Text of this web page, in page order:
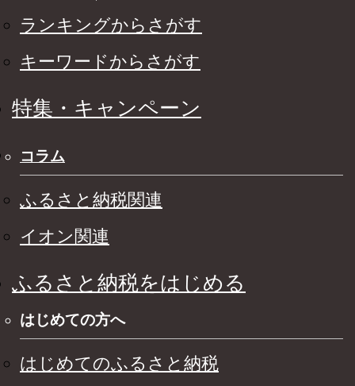
ランキングからさがす
キーワードからさがす
特集・キャンペーン
コラム
ふるさと納税関連
イオン関連
ふるさと納税をはじめる
はじめての方へ
はじめてのふるさと納税